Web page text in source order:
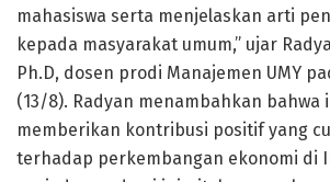
mahasiswa serta menjelaskan arti
kepada masyarakat umum,” ujar
Ph.D, dosen prodi Manajemen UMY
(13/8). Radyan menambahkan
memberikan kontribusi positif yang
terhadap perkembangan ekonomi di